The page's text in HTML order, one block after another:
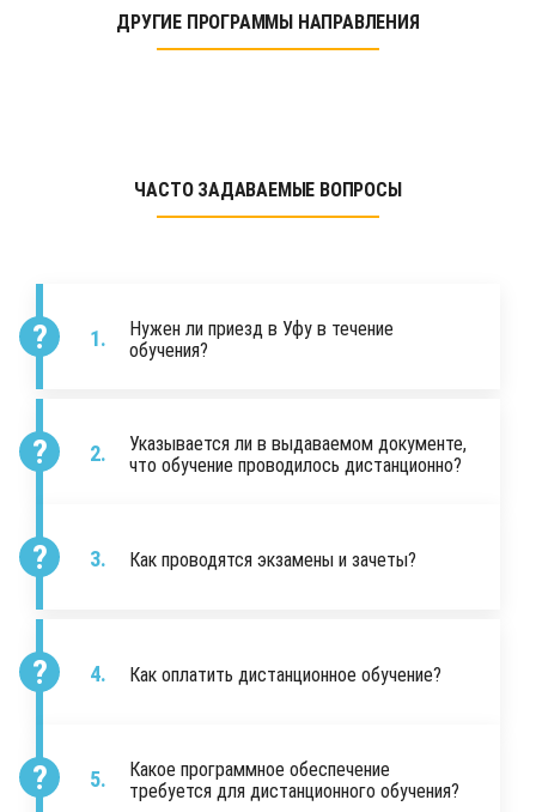
ДРУГИЕ ПРОГРАММЫ НАПРАВЛЕНИЯ
ЧАСТО ЗАДАВАЕМЫЕ ВОПРОСЫ
Нужен ли приезд в Уфу в течение
обучения?
Указывается ли в выдаваемом документе,
что обучение проводилось дистанционно?
Как проводятся экзамены и зачеты?
Как оплатить дистанционное обучение?
Какое программное обеспечение
требуется для дистанционного обучения?